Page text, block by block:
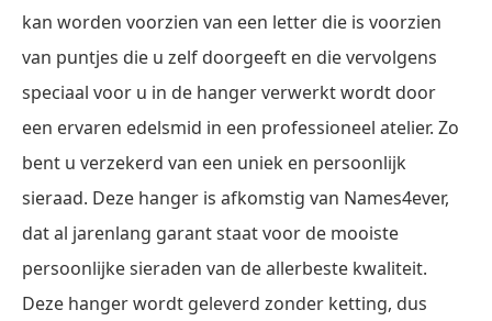
kan worden voorzien van een letter die is voorzien
van puntjes die u zelf doorgeeft en die vervolgens
speciaal voor u in de hanger verwerkt wordt door
een ervaren edelsmid in een professioneel atelier. Zo
bent u verzekerd van een uniek en persoonlijk
sieraad. Deze hanger is afkomstig van Names4ever,
dat al jarenlang garant staat voor de mooiste
persoonlijke sieraden van de allerbeste kwaliteit.
Deze hanger wordt geleverd zonder ketting, dus